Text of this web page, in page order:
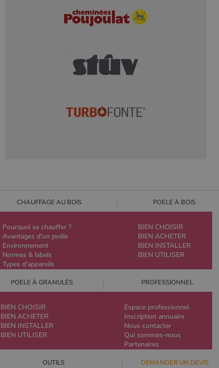
CHAUFFAGE AU BOIS POELE À BOIS
Pourquoi se chauffer ?
Avantages d'un poêle
Environnement
Normes & labels
Types d'appareils
BIEN CHOISIR
BIEN ACHETER
BIEN INSTALLER
BIEN UTILISER
POELE À GRANULÉS PROFESSIONNEL
BIEN CHOISIR
BIEN ACHETER
BIEN INSTALLER
BIEN UTILISER
Espace professionnel
Inscription annuaire
Nous contacter
Qui sommes-nous
Partenaires
OUTILS DEMANDER UN DEVIS